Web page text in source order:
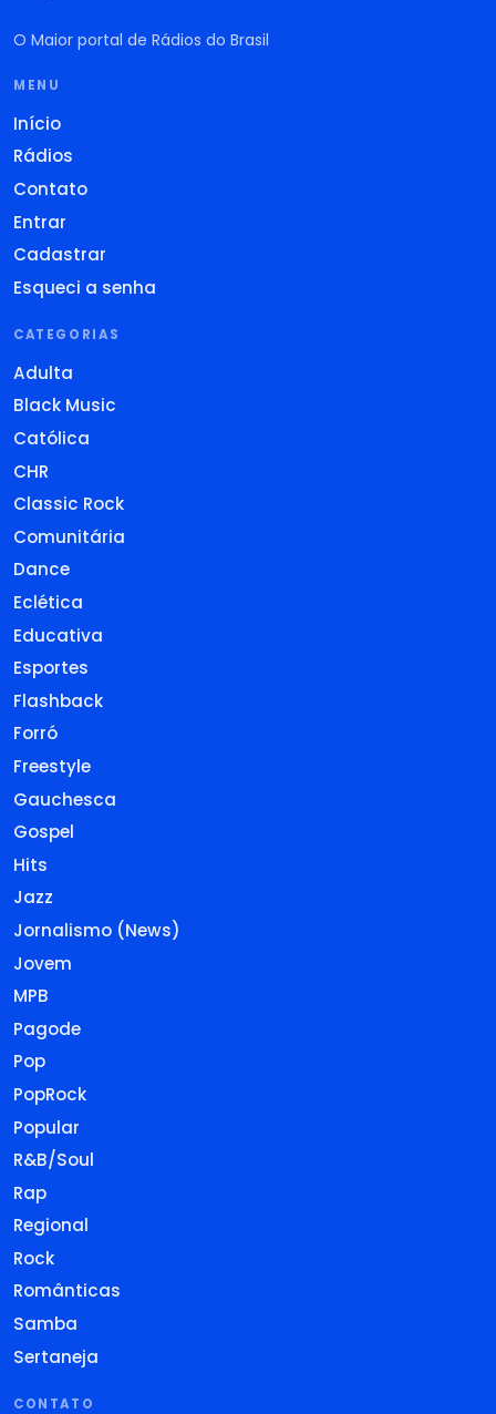
O Maior portal de Rádios do Brasil
MENU
Início
Rádios
Contato
Entrar
Cadastrar
Esqueci a senha
CATEGORIAS
Adulta
Black Music
Católica
CHR
Classic Rock
Comunitária
Dance
Eclética
Educativa
Esportes
Flashback
Forró
Freestyle
Gauchesca
Gospel
Hits
Jazz
Jornalismo (News)
Jovem
MPB
Pagode
Pop
PopRock
Popular
R&B/Soul
Rap
Regional
Rock
Românticas
Samba
Sertaneja
CONTATO